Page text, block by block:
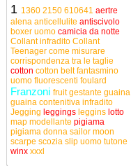
1 1360 2150 610641 aertre
alena anticellulite antiscivolo
boxer uomo camicia da notte
Collant infradito Collant
Teenager come misurare
corrispondenza tra le taglie
cotton cotton beltfantasmino
uomo fluorescenti foulard
Franzoni fruitgestante guaina
guaina contenitiva infradito
Jegging leggings leggins lotto
map modellante pigiama
pigiama donna sailor moon
scarpe scozia slip uomo tutone
winx xxxl